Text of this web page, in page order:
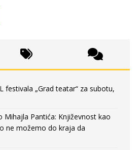
festivala „Grad teatar“ za subotu,
Mihajla Pantića: Književnost kao
ne možemo do kraja da